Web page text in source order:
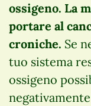
ossigeno. La
portare al
croniche. Se
tuo sistema
ossigeno